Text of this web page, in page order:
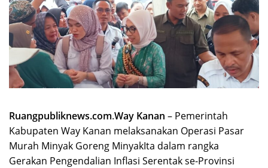
Ruangpubliknews.com.Way Kanan – Pemerintah
Kabupaten Way Kanan melaksanakan Operasi Pasar
Murah Minyak Goreng MinyakIta dalam rangka
Gerakan Pengendalian Inflasi Serentak se-Provinsi